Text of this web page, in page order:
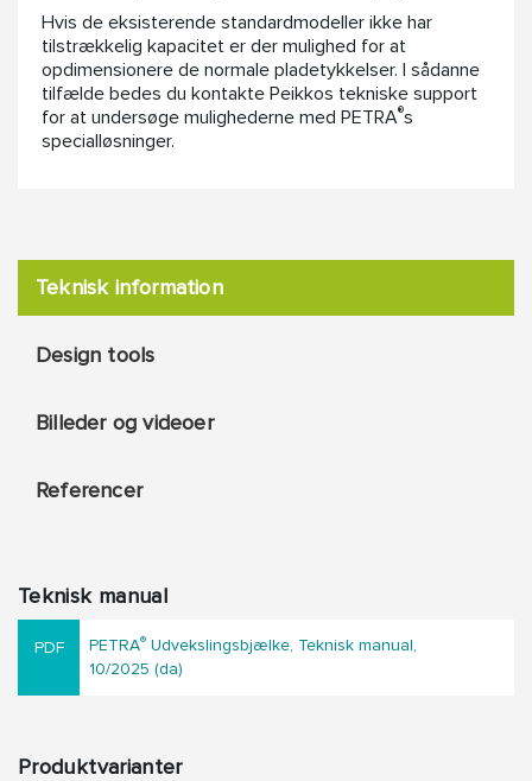
Hvis de eksisterende standardmodeller ikke har
tilstrækkelig kapacitet er der mulighed for at
opdimensionere de normale pladetykkelser. I sådanne
tilfælde bedes du kontakte Peikkos tekniske support
for at undersøge mulighederne med PETRA®s
specialløsninger.
Teknisk information
Design tools
Billeder og videoer
Referencer
Teknisk manual
PETRA® Udvekslingsbjælke, Teknisk manual,
10/2025 (da)
Produktvarianter